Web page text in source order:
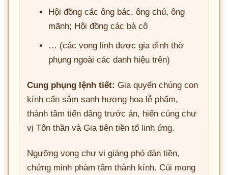
Hội đồng các ông bác, ông chú, ông
mãnh; Hội đồng các bà cô
… (các vong linh được gia đình thờ
phụng ngoài các danh hiệu trên)
Cung phụng lệnh tiết: Gia quyến chúng con
kính cẩn sắm sanh hương hoa lễ phẩm,
thành tâm tiến dâng trước án, hiến cúng chư
vị Tôn thần và Gia tiên tiền tổ linh ứng.
Ngưỡng vọng chư vị giáng phó đàn tiền,
chứng minh phàm tâm thành kính. Cúi mong